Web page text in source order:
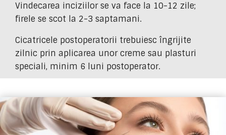
Vindecarea inciziilor se va face la 10-12 zile;
firele se scot la 2-3 saptamani.
Cicatricele postoperatorii trebuiesc îngrijite
zilnic prin aplicarea unor creme sau plasturi
speciali, minim 6 luni postoperator.